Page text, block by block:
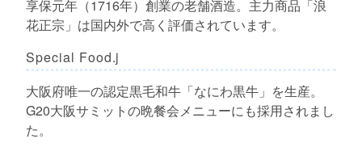
享保元年（1716年）創業の老舗酒造。主力商品「浪
花正宗」は国内外で高く評価されています。
Special Food.j
大阪府唯一の認定黒毛和牛「なにわ黒牛」を生産。
G20大阪サミットの晩餐会メニューにも採用されまし
た。